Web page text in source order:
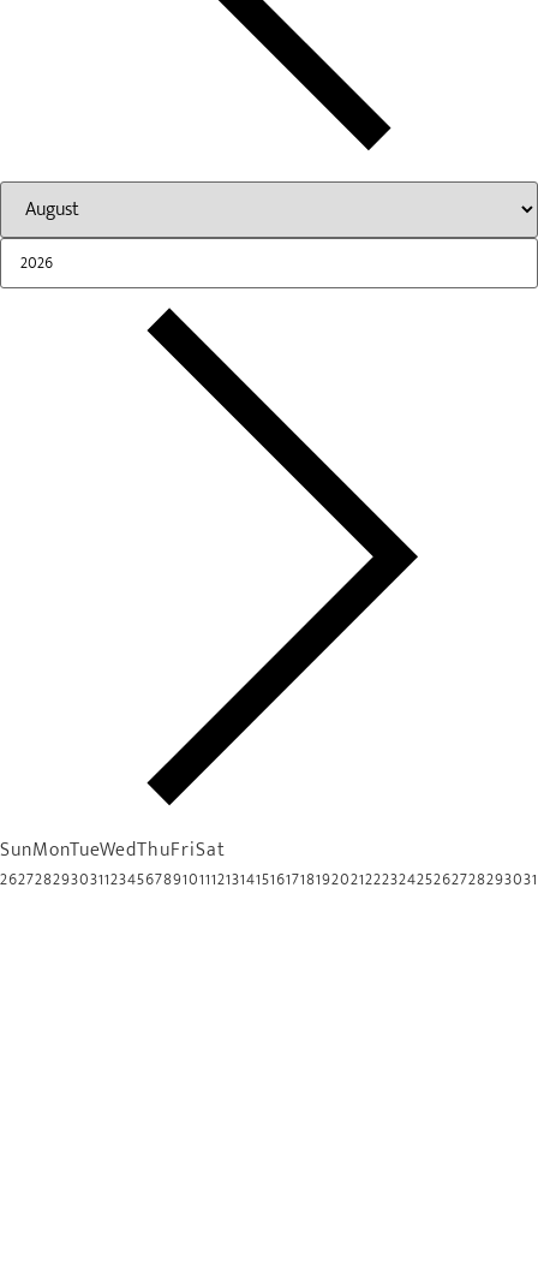
SunMonTueWedThuFriSat
26272829303112345678910111213141516171819202122232425262728293031